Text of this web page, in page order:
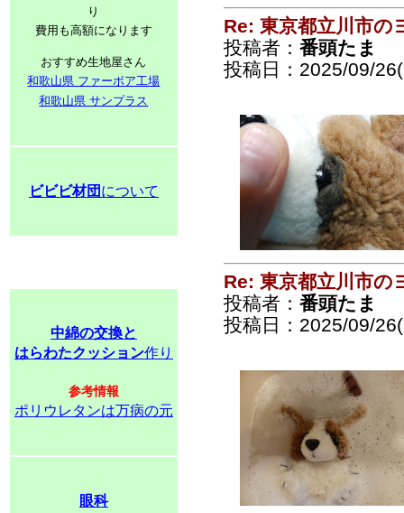
り
費用も高額になります
おすすめ生地屋さん
和歌山県 ファーボア工場
和歌山県 サンプラス
ビビビ材団 について
中綿の交換と
はらわたクッション作り
参考情報
ポリウレタンは万病の元
眼科
Re: 東京都立川市の
投稿者： 番頭たま
投稿日：2025/09/
Re: 東京都立川市の
投稿者： 番頭たま
投稿日：2025/09/